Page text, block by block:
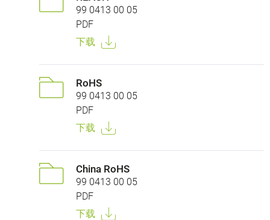
99 0413 00 05
PDF
下载
RoHS
99 0413 00 05
PDF
下载
China RoHS
99 0413 00 05
PDF
下载